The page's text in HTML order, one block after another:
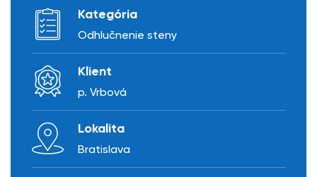
Kategória
Odhlučnenie steny
Klient
p. Vrbová
Lokalita
Bratislava